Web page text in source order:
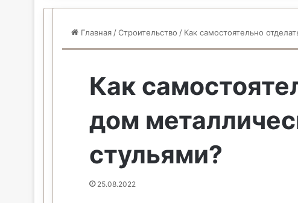
Главная /Строительство / Как самостоятельно
Как
дом
стульями?
25.08.2022